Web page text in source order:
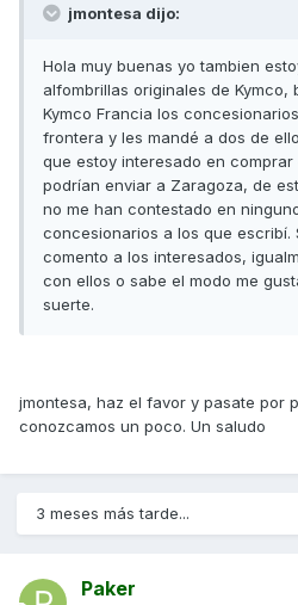
jmontesa dijo:
Hola muy buenas yo tambien
alfombrillas originales de Kymco,
Kymco Francia los
frontera y les mandé a dos de
que estoy interesado en
podrían enviar a Zaragoza, de
no me han contestado en
concesionarios a los que escribí.
comento a los interesados,
con ellos o sabe el modo me
suerte.
jmontesa, haz el favor y pasate por
conozcamos un poco. Un saludo
3 meses más tarde...
Paker